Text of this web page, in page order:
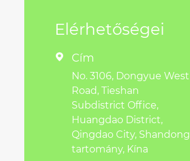
Elérhetőségei
 Cím
No. 3106, Dongyue West
Road, Tieshan
Subdistrict Office,
Huangdao District,
Qingdao City, Shandong
tartomány, Kína